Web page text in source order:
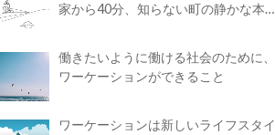
家から40分、知らない町の静かな本屋
働きたいように働ける社会のために、
ワーケーションができること
ワーケーションは新しいライフスタイ